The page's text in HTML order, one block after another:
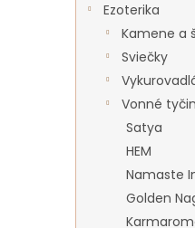
Ezoterika
Kamene a
Sviečky
Vonné
Satya
HEM
Namaste
Golden